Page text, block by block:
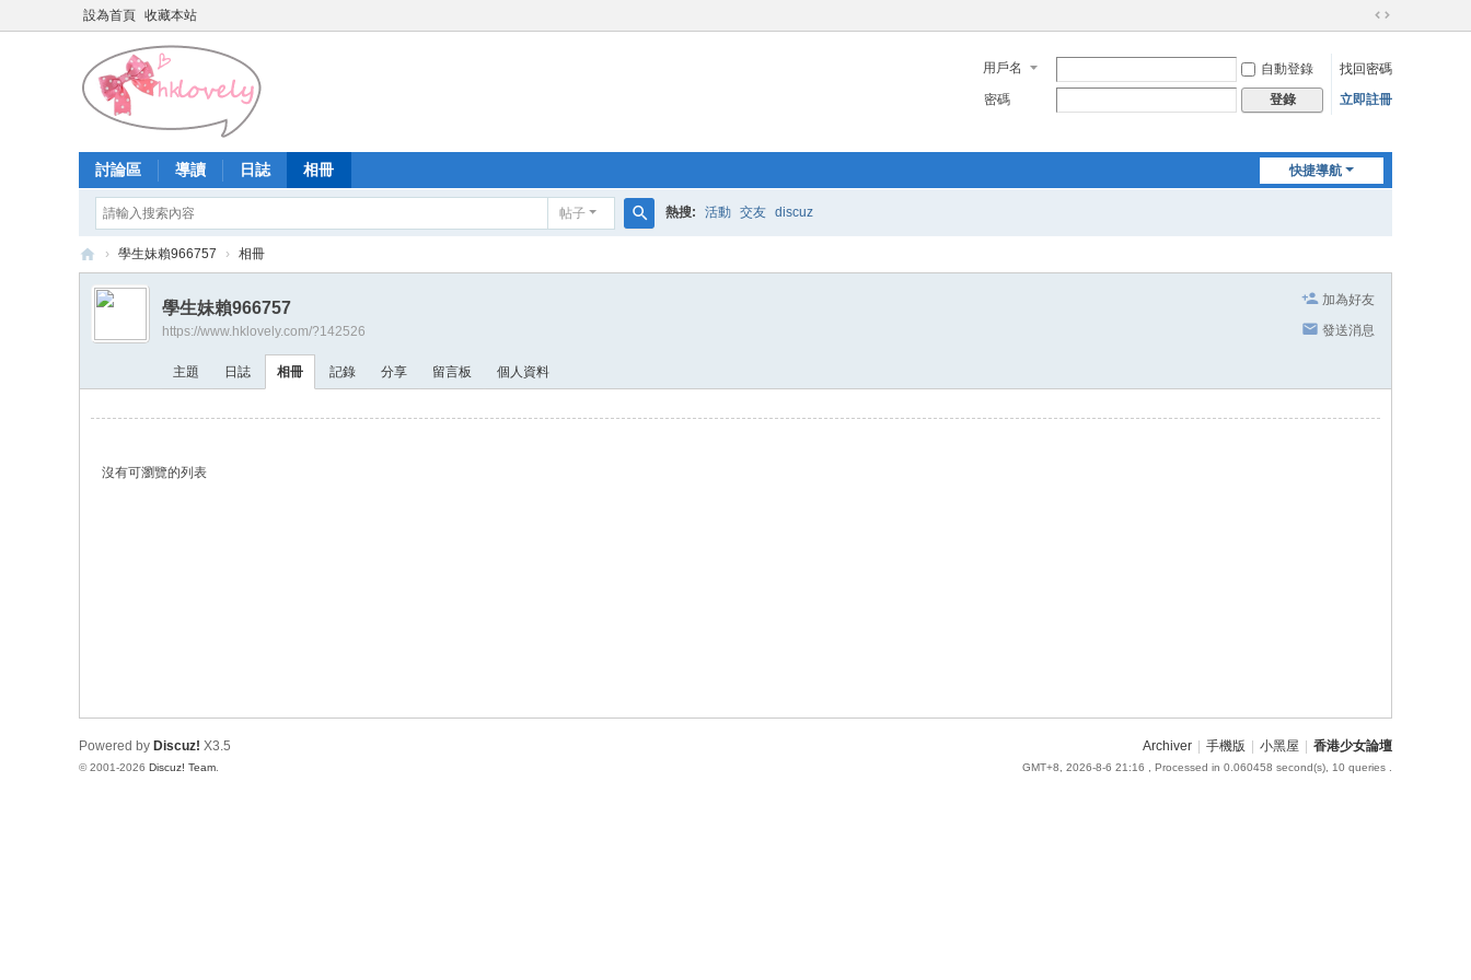
設為首頁 收藏本站
切
到
寬
用戶名 自動登錄
找回密碼
密碼
登錄 立即註冊
快捷導航
討論區 導讀 日誌 相冊
帖子
索
熱搜: 活動 交友 discuz
香
少
› 學生妹賴966757 › 相冊
加為好友
發送消息
學生妹賴966757
https://www.hklovely.com/?142526
主題 日誌 相冊 記錄 分享 留言板 個人資料
沒有可瀏覽的列表
Archiver 手機版 小黑屋 香港少女論壇
GMT+8, 2026-8-6 21:16 , Processed in 0.060458 second(s), 10 queries .
Powered by Discuz! X3.5
© 2001-2026 Discuz! Team